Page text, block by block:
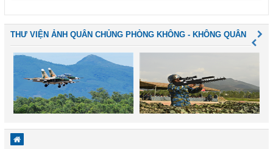
THƯ VIỆN ẢNH QUÂN CHỦNG PHÒNG KHÔNG - KHÔNG QUÂN